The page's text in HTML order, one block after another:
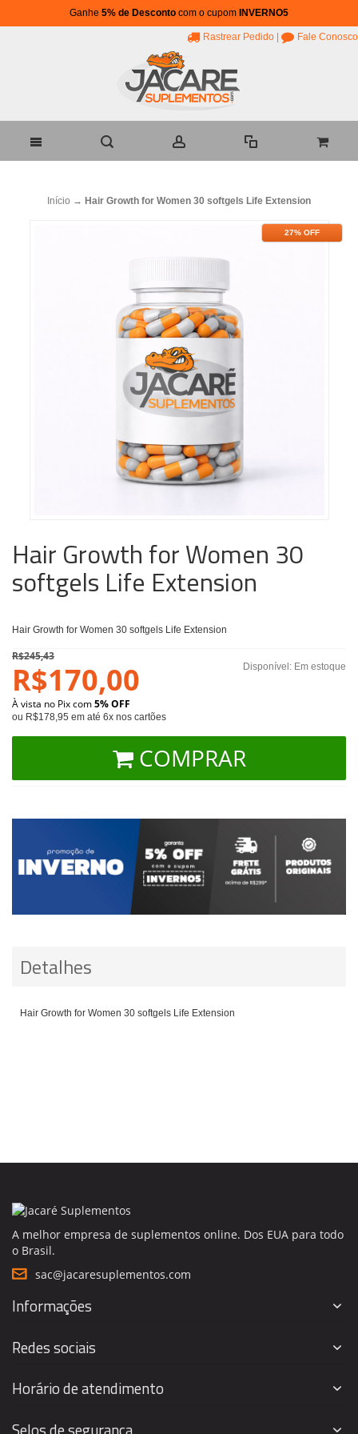
Ganhe 5% de Desconto com o cupom INVERNO5
Rastrear Pedido Fale Conosco
Início → Hair Growth for Women 30 softgels Life Extension
27% OFF
Hair Growth for Women 30
softgels Life Extension
Hair Growth for Women 30 softgels Life Extension
Disponível: Em estoque
R$245,43
R$170,00
À vista no Pix com5% OFF
ou R$178,95 em até 6x nos cartões
COMPRAR
Detalhes
Hair Growth for Women 30 softgels Life Extension
A melhor empresa de suplementos online. Dos EUA para todo
o Brasil.
sac@jacaresuplementos.com
Informações
Redes sociais
Horário de atendimento